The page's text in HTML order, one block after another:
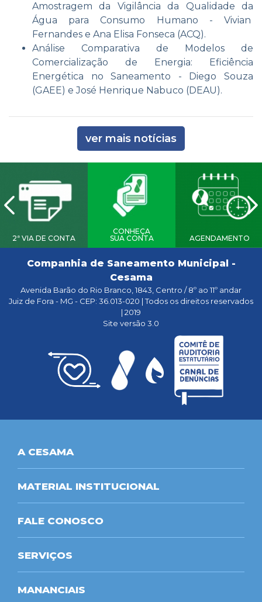
Amostragem da Vigilância da Qualidade da
Água para Consumo Humano - Vivian
Fernandes e Ana Elisa Fonseca (ACQ).
Análise Comparativa de Modelos de
Comercialização de Energia: Eficiência
Energética no Saneamento - Diego Souza
(GAEE) e José Henrique Nabuco (DEAU).
ver mais notícias
2ª VIA DE CONTA
CONHEÇA
SUA CONTA
AGENDAMENTO
Companhia de Saneamento Municipal -
Cesama
Avenida Barão do Rio Branco, 1843, Centro / 8º ao 11º andar
Juiz de Fora - MG - CEP: 36.013-020 | Todos os direitos reservados
| 2019
Site versão 3.0
A CESAMA
MATERIAL INSTITUCIONAL
FALE CONOSCO
SERVIÇOS
MANANCIAIS